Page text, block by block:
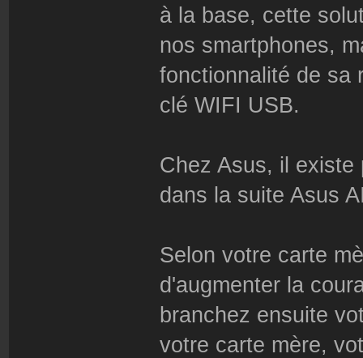
à la base, cette
nos smartphones,
fonctionnalité de sa
clé WIFI USB.
Chez Asus, il existe
dans la suite Asus
Selon votre carte
d'augmenter la
branchez ensuite
votre carte mère,